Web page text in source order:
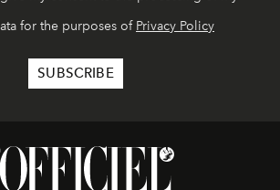
for the purposes of Privacy Policy